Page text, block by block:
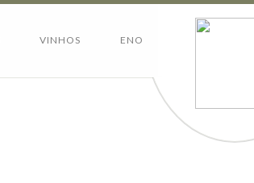
VINHOS ENOTURISMO